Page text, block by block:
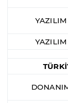
YAZILIM
YAZILIM